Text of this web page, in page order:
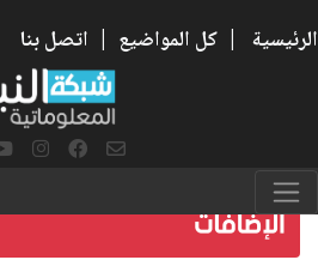
الرئيسية | كل المواضيع | اتصل بنا